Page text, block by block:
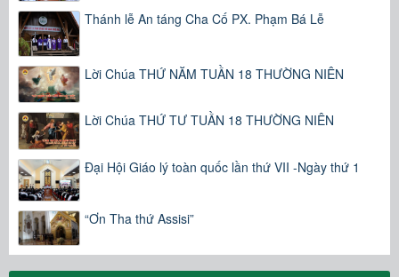
Thánh lễ An táng Cha Cố PX. Phạm Bá Lễ
Lời Chúa THỨ NĂM TUẦN 18 THƯỜNG NIÊN
Lời Chúa THỨ TƯ TUẦN 18 THƯỜNG NIÊN
Đại Hội Giáo lý toàn quốc lần thứ VII -Ngày thứ 1
“Ơn Tha thứ Assisi”